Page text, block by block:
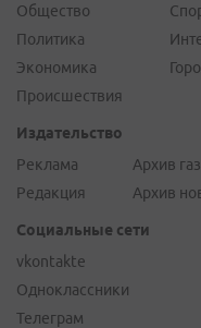
Общество
Политика
Экономика
Происшествия
Издательство
Реклама
Редакция
Архив
Архив
Социальные сети
vkontakte
Одноклассники
Телеграм